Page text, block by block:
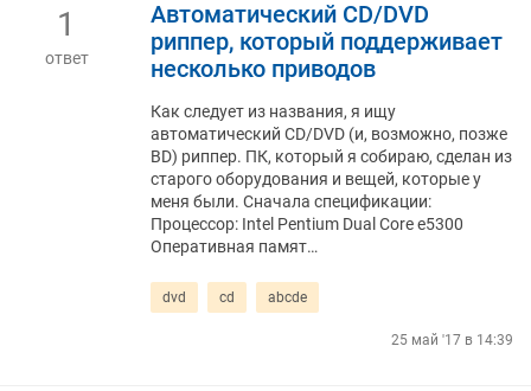
1
ответ
Автоматический CD/DVD
риппер, который поддерживает
несколько приводов
Как следует из названия, я ищу
автоматический CD/DVD (и, возможно, позже
BD) риппер. ПК, который я собираю, сделан из
старого оборудования и вещей, которые у
меня были. Сначала спецификации:
Процессор: Intel Pentium Dual Core e5300
Оперативная памят…
dvd cd abcde
25 май '17 в 14:39